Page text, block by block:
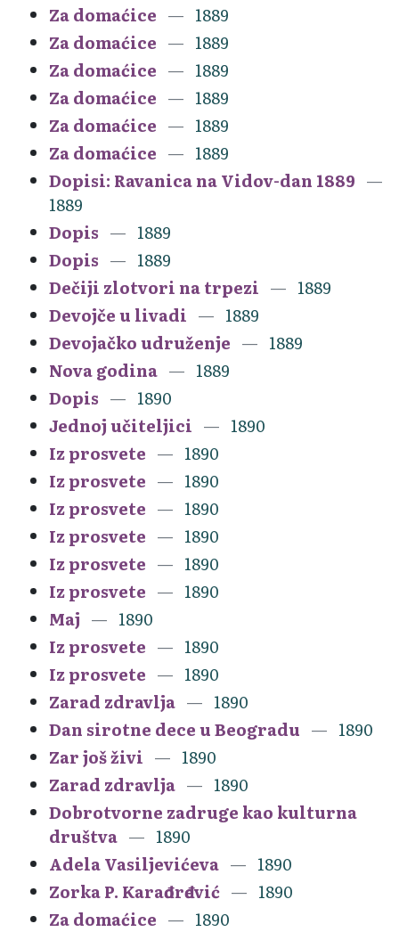
Za domaćice
1889
Za domaćice
1889
Za domaćice
1889
Za domaćice
1889
Za domaćice
1889
Za domaćice
1889
Dopisi: Ravanica na Vidov-dan 1889
1889
Dopis
1889
Dopis
1889
Dečiji zlotvori na trpezi
1889
Devojče u livadi
1889
Devojačko udruženje
1889
Nova godina
1889
Dopis
1890
Jednoj učiteljici
1890
Iz prosvete
1890
Iz prosvete
1890
Iz prosvete
1890
Iz prosvete
1890
Iz prosvete
1890
Iz prosvete
1890
Maj
1890
Iz prosvete
1890
Iz prosvete
1890
Zarad zdravlja
1890
Dan sirotne dece u Beogradu
1890
Zar još živi
1890
Zarad zdravlja
1890
Dobrotvorne zadruge kao kulturna
društva
1890
Adela Vasiljevićeva
1890
Zorka P. Karađorđević
1890
Za domaćice
1890